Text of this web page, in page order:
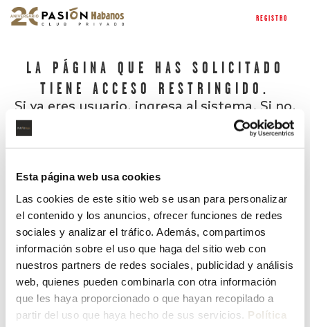
Esta página web usa cookies
Las cookies de este sitio web se usan para personalizar
el contenido y los anuncios, ofrecer funciones de redes
sociales y analizar el tráfico. Además, compartimos
información sobre el uso que haga del sitio web con
nuestros partners de redes sociales, publicidad y análisis
web, quienes pueden combinarla con otra información
que les haya proporcionado o que hayan recopilado a
partir del uso que haya hecho de sus servicios. Política
REGISTRO
LA PÁGINA QUE HAS SOLICITADO
TIENE ACCESO RESTRINGIDO.
Si ya eres usuario, ingresa al sistema. Si no,
¿Has olvidado tu contraseña?